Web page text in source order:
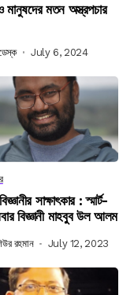
মানুষদের মতন অস্ত্রপচার
July 6, 2024
সাক্ষাৎকার : স্মার্ট-
বিজ্ঞানী মাহবুব উল আলম
রহমান July 12, 2023